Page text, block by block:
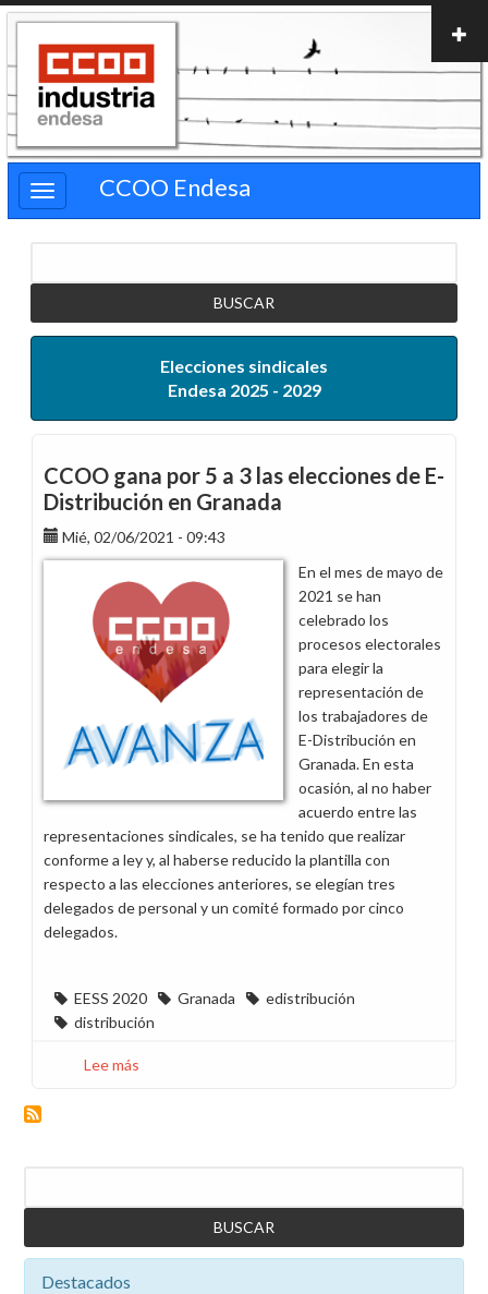
Pasar
contenido
principal
CCOO Endesa
Elecciones sindicales
Endesa 2025 - 2029
CCOO gana por 5 a 3 las elecciones de E-
Distribución en Granada
Mié, 02/06/2021 - 09:43
En el mes de mayo de
2021 se han
celebrado los
procesos electorales
para elegir la
representación de
los trabajadores de
E-Distribución en
Granada. En esta
ocasión, al no haber
acuerdo entre las
representaciones sindicales, se ha tenido que realizar
conforme a ley y, al haberse reducido la plantilla con
respecto a las elecciones anteriores, se elegían tres
delegados de personal y un comité formado por cinco
delegados.
EESS 2020 Granada
edistribución
distribución
Lee más
3
elecciones
Destacados